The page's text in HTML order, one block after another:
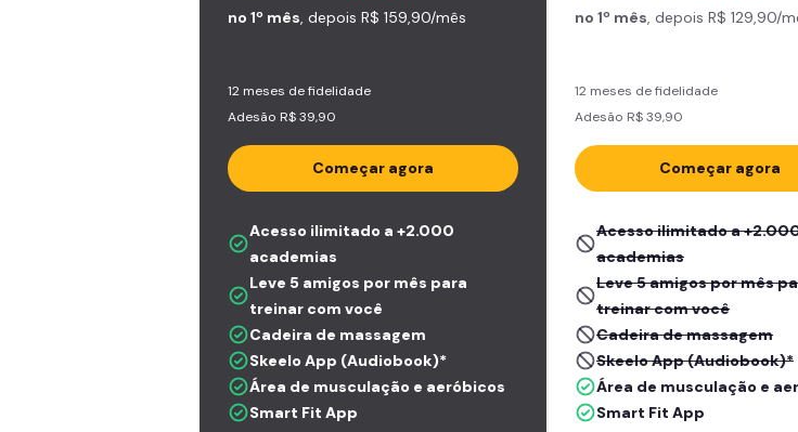
no 1º mês , depois R$ 159,90/mês
12 meses de fidelidade
Adesão R$ 39,90
Começar agora
Acesso ilimitado a +2.000
academias
Leve 5 amigos por mês para
treinar com você
Cadeira de massagem
Skeelo App (Audiobook)*
Área de musculação e aeróbicos
Smart Fit App
no 1º mês , depois R$ 129,90/
12 meses de fidelidade
Adesão R$ 39,90
Começar agora
Acesso ilimitado a
academias
Leve 5 amigos por mês
treinar com você
Cadeira de massagem
Skeelo App (Audiobook)*
Área de musculação e
Smart Fit App